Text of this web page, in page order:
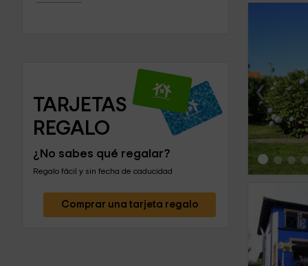
TARJETAS
REGALO
¿No sabes qué regalar?
Regalo fácil y sin fecha de caducidad
Comprar una tarjeta regalo
‹